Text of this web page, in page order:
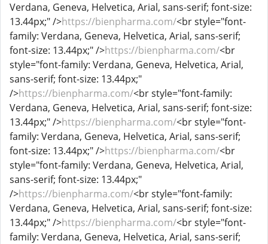
Verdana, Geneva, Helvetica, Arial, sans-serif; font-size:
13.44px;" />https://bienpharma.com/<br style="font-
family: Verdana, Geneva, Helvetica, Arial, sans-serif;
font-size: 13.44px;" />https://bienpharma.com/<br
style="font-family: Verdana, Geneva, Helvetica, Arial,
sans-serif; font-size: 13.44px;"
/>https://bienpharma.com/<br style="font-family:
Verdana, Geneva, Helvetica, Arial, sans-serif; font-size:
13.44px;" />https://bienpharma.com/<br style="font-
family: Verdana, Geneva, Helvetica, Arial, sans-serif;
font-size: 13.44px;" />https://bienpharma.com/<br
style="font-family: Verdana, Geneva, Helvetica, Arial,
sans-serif; font-size: 13.44px;"
/>https://bienpharma.com/<br style="font-family:
Verdana, Geneva, Helvetica, Arial, sans-serif; font-size:
13.44px;" />https://bienpharma.com/<br style="font-
family: Verdana, Geneva, Helvetica, Arial, sans-serif;